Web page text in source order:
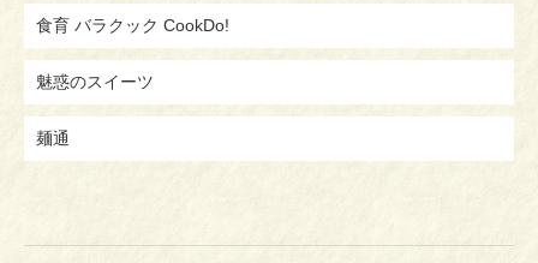
食育 バラクック CookDo!
魅惑のスイーツ
麺通